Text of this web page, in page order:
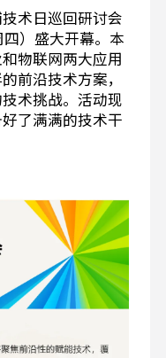
术日巡回研讨会
四）盛大开幕。本
物联网两大应用
前沿技术方案，
术挑战。活动现
了满满的技术干